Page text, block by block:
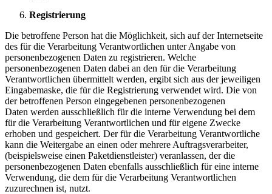
Registrierung
Die betroffene Person hat die Möglichkeit, sich auf der Internetseite
des für die Verarbeitung Verantwortlichen unter Angabe von
personenbezogenen Daten zu registrieren. Welche
personenbezogenen Daten dabei an den für die Verarbeitung
Verantwortlichen übermittelt werden, ergibt sich aus der jeweiligen
Eingabemaske, die für die Registrierung verwendet wird. Die von
der betroffenen Person eingegebenen personenbezogenen
Daten werden ausschließlich für die interne Verwendung bei dem
für die Verarbeitung Verantwortlichen und für eigene Zwecke
erhoben und gespeichert. Der für die Verarbeitung Verantwortliche
kann die Weitergabe an einen oder mehrere Auftragsverarbeiter,
(beispielsweise einen Paketdienstleister) veranlassen, der die
personenbezogenen Daten ebenfalls ausschließlich für eine interne
Verwendung, die dem für die Verarbeitung Verantwortlichen
zuzurechnen ist, nutzt.